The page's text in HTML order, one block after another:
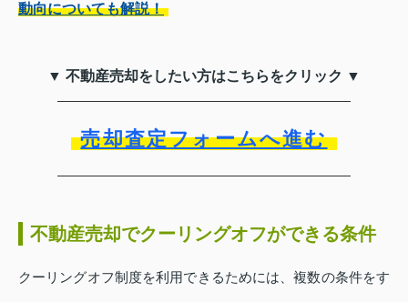
動向についても解説！
▼ 不動産売却をしたい方はこちらをクリック ▼
売却査定フォームへ進む
不動産売却でクーリングオフができる条件
クーリングオフ制度を利用できるためには、複数の条件をす